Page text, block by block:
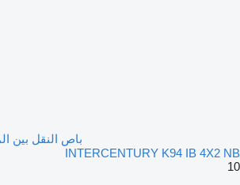
INTERCENTURY K94 IB 4X2 NB
10